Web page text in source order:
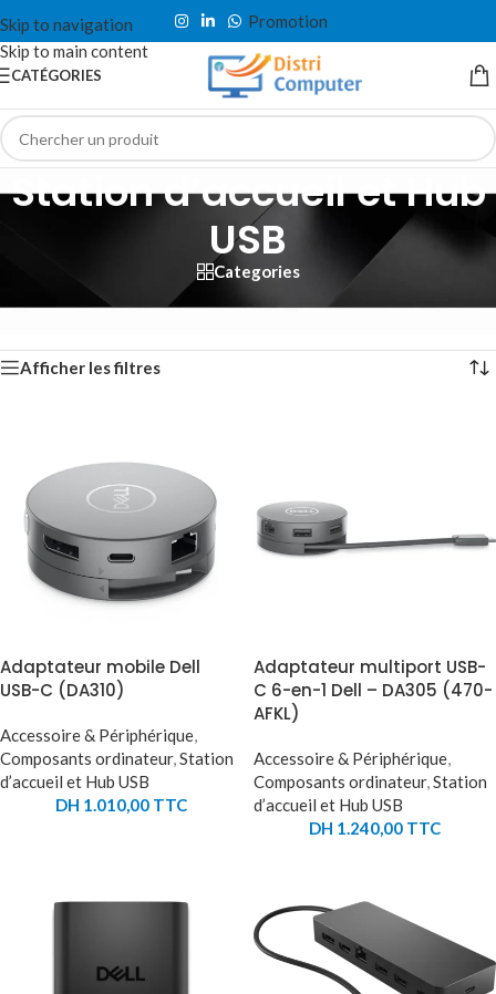
Skip to navigation
Skip to main content
Promotion
CATÉGORIES
Station d’accueil et Hub
USB
Categories
Accessoire & Périphérique
Afficher les filtres
Adaptateur mobile Dell
USB-C (DA310)
Accessoire & Périphérique,
Composants ordinateur,Station
d’accueil et Hub USB
DH 1.010,00 TTC
Adaptateur multiport USB-
C 6-en-1 Dell – DA305 (470-
AFKL)
Accessoire & Périphérique,
Composants ordinateur,Station
d’accueil et Hub USB
DH 1.240,00 TTC